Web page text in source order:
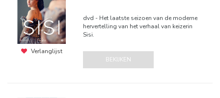
Verlanglijst
dvd - Het laatste seizoen van de moderne
hervertelling van het verhaal van keizerin
Sisi.
BEKIJKEN